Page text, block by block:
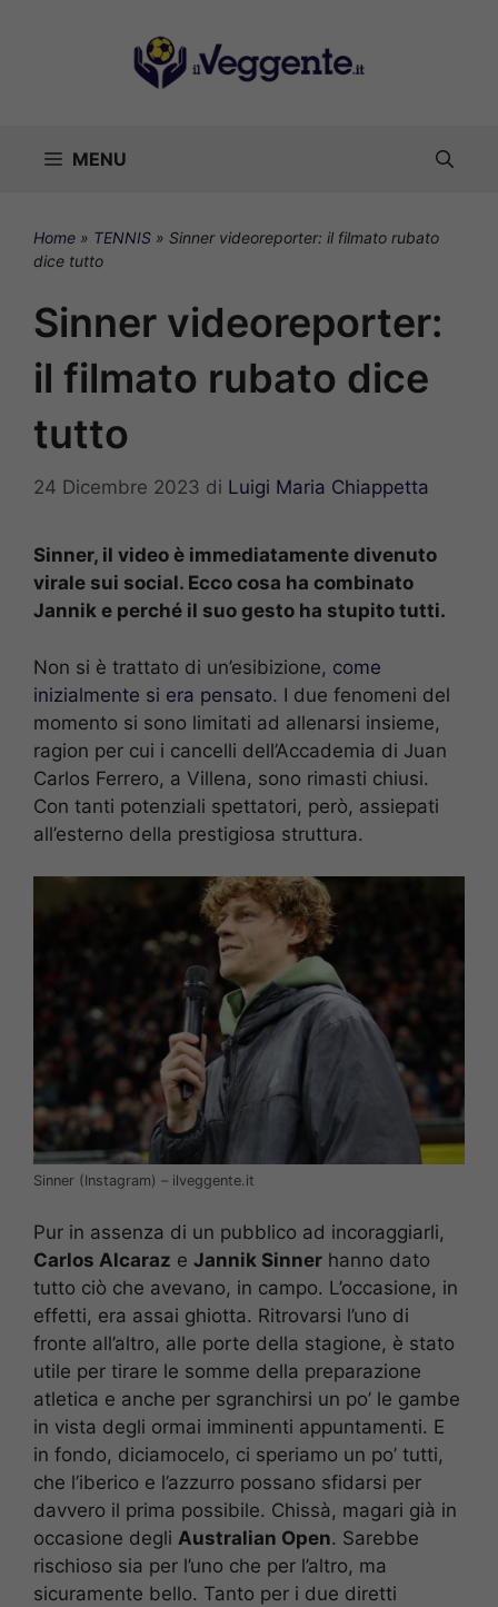
MENU
Home » TENNIS » Sinner videoreporter: il filmato rubato
dice tutto
Sinner videoreporter:
il filmato rubato dice
tutto
24 Dicembre 2023 di Luigi Maria Chiappetta
Sinner, il video è immediatamente divenuto
virale sui social. Ecco cosa ha combinato
Jannik e perché il suo gesto ha stupito tutti.
Non si è trattato di un’esibizione, come
inizialmente si era pensato. I due fenomeni del
momento si sono limitati ad allenarsi insieme,
ragion per cui i cancelli dell’Accademia di Juan
Carlos Ferrero, a Villena, sono rimasti chiusi.
Con tanti potenziali spettatori, però, assiepati
all’esterno della prestigiosa struttura.
Sinner (Instagram) – ilveggente.it
Pur in assenza di un pubblico ad incoraggiarli,
Carlos Alcaraz e Jannik Sinner hanno dato
tutto ciò che avevano, in campo. L’occasione, in
effetti, era assai ghiotta. Ritrovarsi l’uno di
fronte all’altro, alle porte della stagione, è stato
utile per tirare le somme della preparazione
atletica e anche per sgranchirsi un po’ le gambe
in vista degli ormai imminenti appuntamenti. E
in fondo, diciamocelo, ci speriamo un po’ tutti,
che l’iberico e l’azzurro possano sfidarsi per
davvero il prima possibile. Chissà, magari già in
occasione degli Australian Open. Sarebbe
rischioso sia per l’uno che per l’altro, ma
sicuramente bello. Tanto per i due diretti